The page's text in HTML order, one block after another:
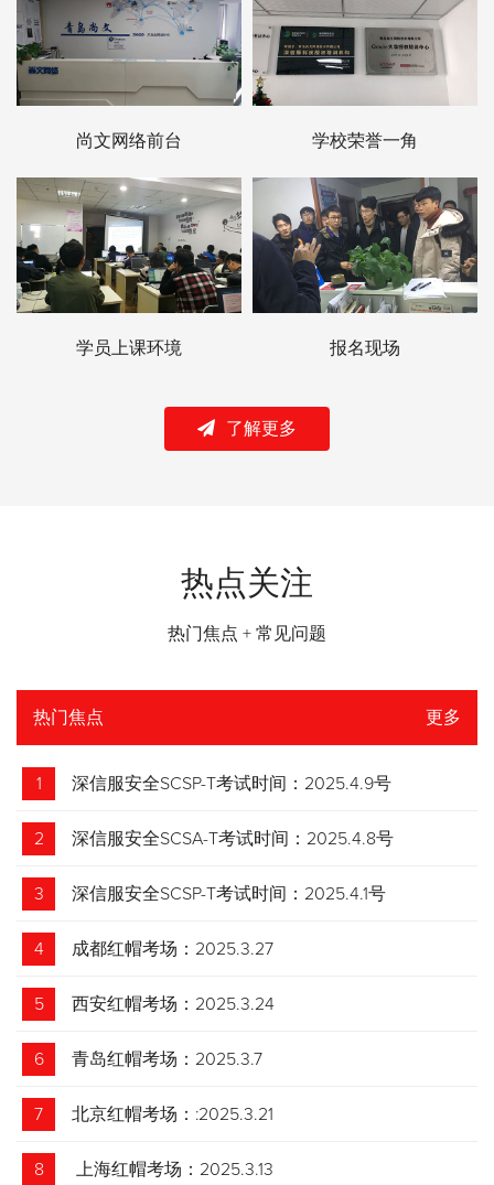
尚文网络前台 学校荣誉一角
学员上课环境 报名现场
了解更多
热点关注
热门焦点 + 常见问题
热门焦点 更多
1 深信服安全SCSP-T考试时间：2025.4.9号
2 深信服安全SCSA-T考试时间：2025.4.8号
3 深信服安全SCSP-T考试时间：2025.4.1号
4 成都红帽考场：2025.3.27
5 西安红帽考场：2025.3.24
6 青岛红帽考场：2025.3.7
7 北京红帽考场：:2025.3.21
8 上海红帽考场：2025.3.13